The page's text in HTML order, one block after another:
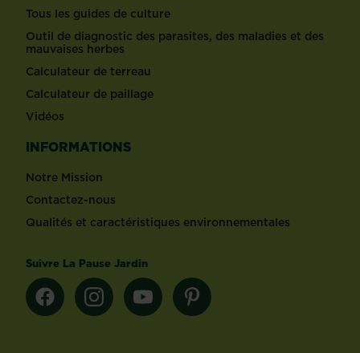
Tous les guides de culture
Outil de diagnostic des parasites, des maladies et des
mauvaises herbes
Calculateur de terreau
Calculateur de paillage
Vidéos
INFORMATIONS
Notre Mission
Contactez-nous
Qualités et caractéristiques environnementales
Suivre La Pause Jardin